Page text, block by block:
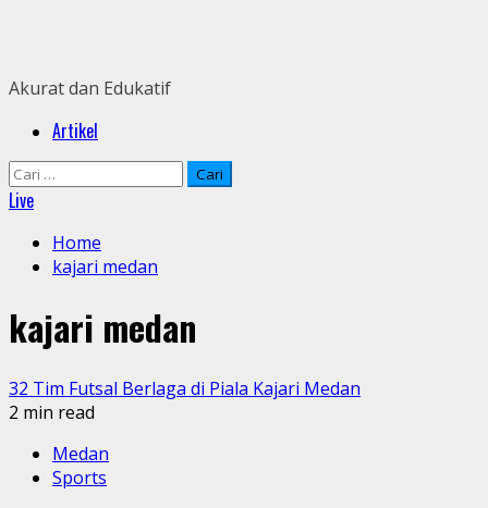
Akurat dan Edukatif
PrimaryArtikel
Cari
untuk:
Live
Home
kajari medan
kajari medan
32 Tim Futsal Berlaga di Piala Kajari Medan
2 min read
Medan
Sports